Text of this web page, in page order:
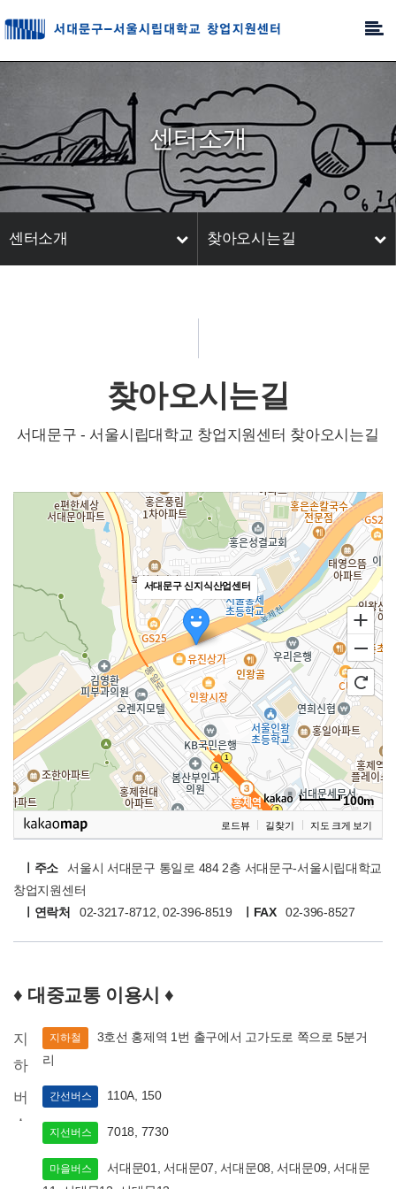
센터소개
센터소개 찾아오시는길
찾아오시는길
서대문구 - 서울시립대학교 창업지원센터 찾아오시는길
서대문구 신지식산업센터
100m
로드뷰 길찾기 지도 크게 보기
ㅣ주소
서울시 서대문구 통일로 484 2층 서대문구-서울시립대학교
창업지원센터
ㅣ연락처
02-3217-8712, 02-396-8519 ㅣFAX 02-396-8527
♦ 대중교통 이용시 ♦
지
하
철
지하철
3호선 홍제역 1번 출구에서 고가도로 쪽으로 5분거
리
버
스
간선버스 110A, 150
지선버스 7018, 7730
마을버스
서대문01, 서대문07, 서대문08, 서대문09, 서대문